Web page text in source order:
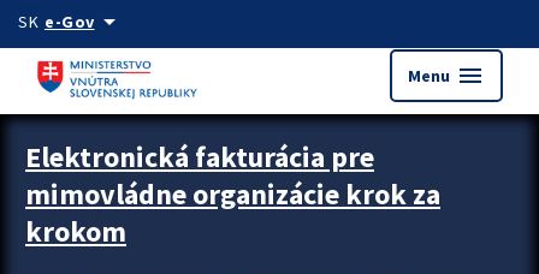
Preskocit na hlavný obsah
SK e-Govarrow_drop_down
Menu menu
Zastavit automatický posun upútavok
Elektronická fakturácia pre
mimovládne organizácie krok za
krokom